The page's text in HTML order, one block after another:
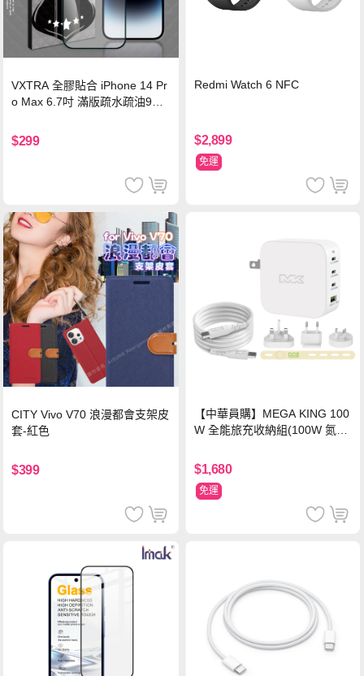
VXTRA 全膠貼合 iPhone 14 Pr
o Max 6.7吋 滿版疏水疏油9H
$299
Redmi Watch 6 NFC
$2,899
免運
CITY Vivo V70 浪漫都會支架皮
套-紅色
$399
【中華員購】MEGA KING 100
W 全能旅充收納組(100W 氮化
萬國轉接器)
$1,680
免運